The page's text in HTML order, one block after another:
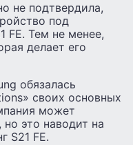
не подтвердила,
под
FE. Тем не менее,
делает его
обязалась
своих основных
может
это наводит на
S21 FE.